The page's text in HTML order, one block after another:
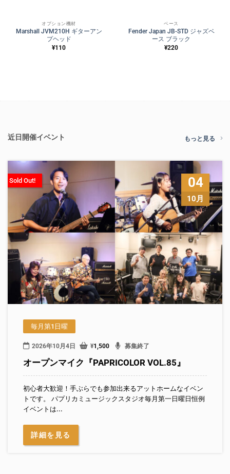
オプション機材
Marshall JVM210H ギターアン
プヘッド
¥110
ベース
Fender Japan JB-STD ジャズベ
ース ブラック
¥220
近日開催イベント もっと見る
04
10月
Sold Out!
毎月第1日曜
2026年10月4日 ¥1,500 募集終了
オープンマイク『PAPRICOLOR VOL.85』
初心者大歓迎！手ぶらでも参加出来るアットホームなイベン
トです。 パプリカミュージックスタジオ毎月第一日曜日恒例
イベントは...
詳細を見る